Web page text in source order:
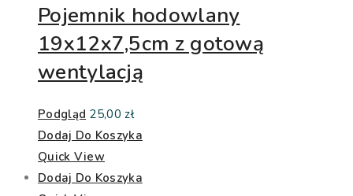
Pojemnik hodowlany
19x12x7,5cm z gotową
wentylacją
Podgląd 25,00zł
Dodaj Do Koszyka
Quick View
Dodaj Do Koszyka